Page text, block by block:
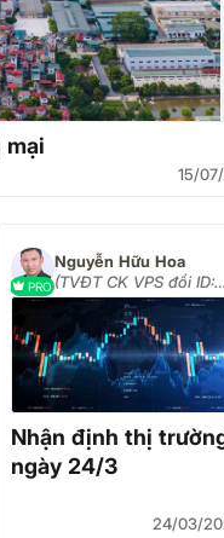
mại
15/
PRO
Nguyễn Hữu Hoa
(TVĐT CK VPS đổi ID:
BGLN (LH
Nhận định thị
ngày 24/3
24/03/